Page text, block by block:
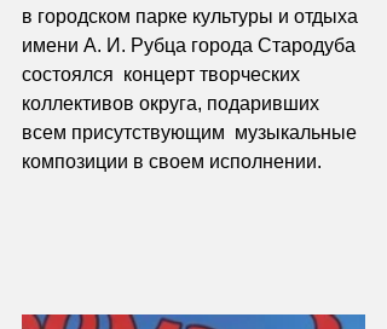
в городском парке культуры и отдыха
имени А. И. Рубца города Стародуба
состоялся  концерт творческих
коллективов округа, подаривших
всем присутствующим  музыкальные
композиции в своем исполнении.